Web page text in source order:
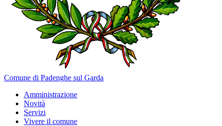
Comune di Padenghe sul Garda
Amministrazione
Novità
Servizi
Vivere il comune